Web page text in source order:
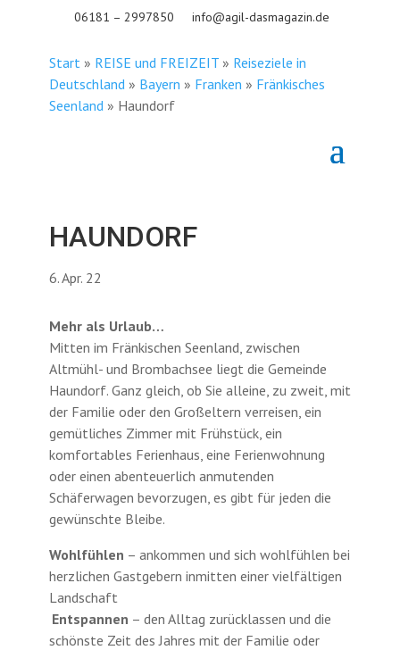
06181 – 2997850 info@agil-dasmagazin.de
Start» REISE und FREIZEIT» Reiseziele in
Deutschland» Bayern » Franken » Fränkisches
Seenland» Haundorf
HAUNDORF
6. Apr. 22
Mehr als Urlaub…
Mitten im Fränkischen Seenland, zwischen
Altmühl- und Brombachsee liegt die Gemeinde
Haundorf. Ganz gleich, ob Sie alleine, zu zweit, mit
der Familie oder den Großeltern verreisen, ein
gemütliches Zimmer mit Frühstück, ein
komfortables Ferienhaus, eine Ferienwohnung
oder einen abenteuerlich anmutenden
Schäferwagen bevorzugen, es gibt für jeden die
gewünschte Bleibe.
Wohlfühlen – ankommen und sich wohlfühlen bei
herzlichen Gastgebern inmitten einer vielfältigen
Landschaft
Entspannen – den Alltag zurücklassen und die
schönste Zeit des Jahres mit der Familie oder